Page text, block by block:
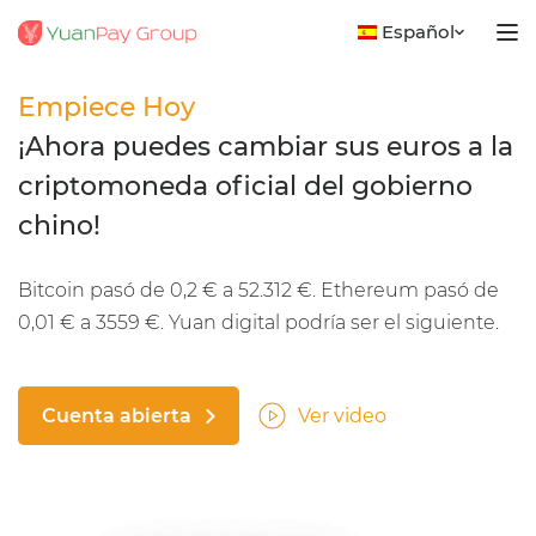
Español
Empiece Hoy
¡Ahora puedes cambiar sus euros a la
criptomoneda oficial del gobierno
chino!
Bitcoin pasó de 0,2 € a 52.312 €. Ethereum pasó de
0,01 € a 3559 €. Yuan digital podría ser el siguiente.
Cuenta abierta Ver video